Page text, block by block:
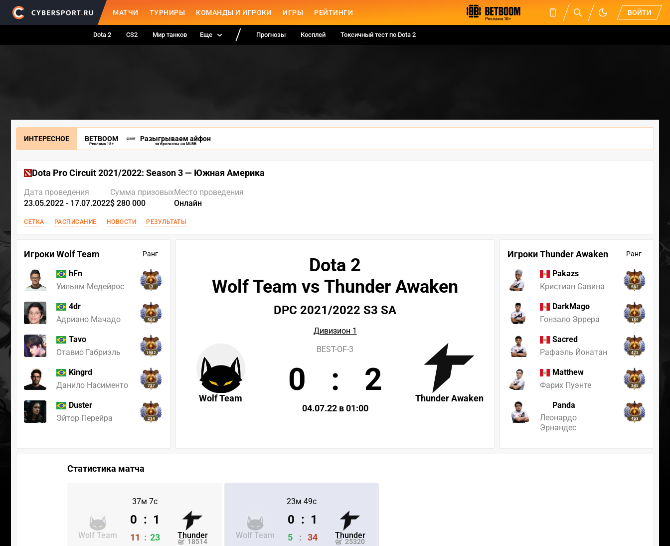
МАТЧИ ТУРНИРЫ КОМАНДЫ И ИГРОКИ ИГРЫ РЕЙТИНГИ ВОЙТИ
Dota 2 CS2 Мир танков Еще Прогнозы Косплей Токсичный тест по Dota 2
ИНТЕРЕСНОЕ BETBOOM
Реклама 18+
Разыгрываем айфон
за прогнозы на MLBB
Dota Pro Circuit 2021/2022: Season 3 — Южная Америка
Дата проведения
23.05.2022 - 17.07.2022
Сумма призовых
$ 280 000
Место проведения
Онлайн
СЕТКА РАСПИСАНИЕ НОВОСТИ РЕЗУЛЬТАТЫ
Игроки Wolf Team Ранг
hFn
Уильям Медейрос
17
4dr
Адриано Мачадо
504
Tavo
Отавио Габриэль
1982
Kingrd
Данило Насименто
737
Duster
Эйтор Перейра
214
Игроки Thunder Awaken Ранг
Pakazs
Кристиан Савина
582
DarkMago
Гонзало Эррера
159
Sacred
Рафаэль Йонатан
473
Matthew
Фарих Пуэнте
345
Panda
Леонардо
Эрнандес
453
Dota 2
Wolf Team vs Thunder Awaken
DPC 2021/2022 S3 SA
Дивизион 1
Wolf Team Thunder Awaken
BEST-OF-3
0 : 2
04.07.22 в 01:00
Статистика матча
37м 7с
Wolf Team Thunder
18514
0 : 1
11 : 23
23м 49с
Wolf Team Thunder
25320
0 : 1
5 : 34